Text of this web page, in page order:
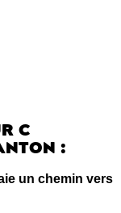
C
:
un chemin vers